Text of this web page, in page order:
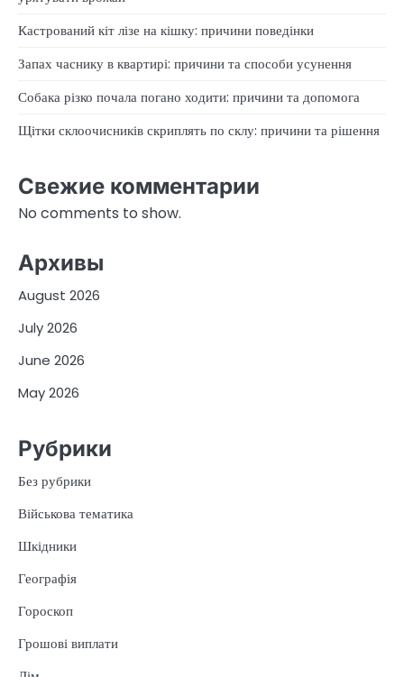
Кастрований кіт лізе на кішку: причини поведінки
Запах часнику в квартирі: причини та способи усунення
Собака різко почала погано ходити: причини та допомога
Щітки склоочисників скриплять по склу: причини та рішення
Свежие комментарии
No comments to show.
Архивы
August 2026
July 2026
June 2026
May 2026
Рубрики
Без рубрики
Військова тематика
Шкідники
Географія
Гороскоп
Грошові виплати